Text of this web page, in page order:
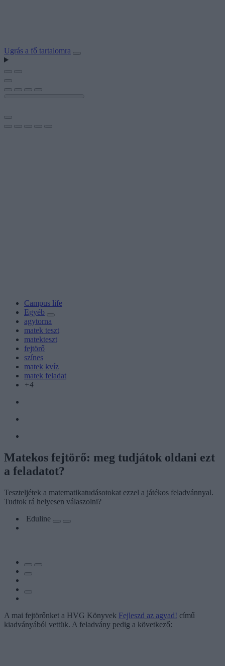
Ugrás a fő tartalomra
Campus life
Egyéb
agytorna
matek teszt
matekteszt
fejtörő
színes
matek kvíz
matek feladat
+4
Matekos fejtörő: meg tudjátok oldani ezt
a feladatot?
Teszteljétek a matematikatudásotokat ezzel a játékos feladvánnyal.
Tudtok rá helyesen válaszolni?
Eduline
A mai fejtörőnket a HVG Könyvek Fejleszd az agyad! című
kiadványából vettük. A feladvány pedig a következő: